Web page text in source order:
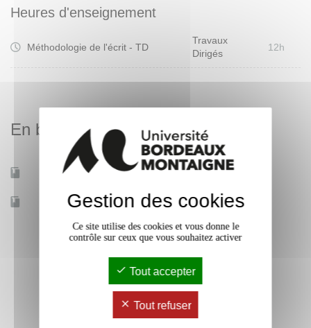
Heures d'enseignement
Méthodologie de l'écrit - TD
Travaux
Dirigés
12h
En bref
Mobilité d'études Oui
Accessible à distance Non
Gestion des cookies
Ce site utilise des cookies et vous donne le
contrôle sur ceux que vous souhaitez activer
Tout accepter
Tout refuser